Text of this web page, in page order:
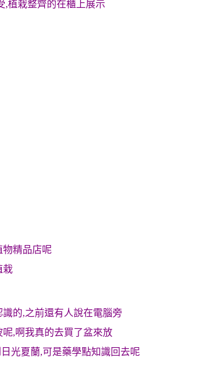
,植栽整齊的在櫃上展示
物精品店呢
栽
的,之前還有人說在電腦旁
,啊我真的去買了盆來放
光夏蘭,可是藥學點知識回去呢